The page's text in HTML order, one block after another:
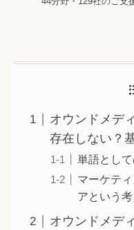
オウンドメデ
存在しない？
単語とし
マーケテ
アという
オウンドメデ